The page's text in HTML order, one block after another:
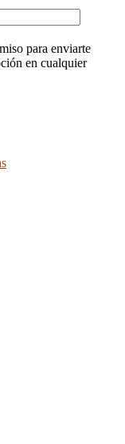
para enviarte
en cualquier